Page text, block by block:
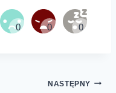
NASTĘPNY